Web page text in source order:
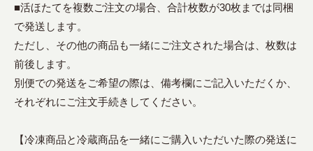
■活ほたてを複数ご注文の場合、合計枚数が30枚までは同梱
で発送します。
ただし、その他の商品も一緒にご注文された場合は、枚数は
前後します。
別便での発送をご希望の際は、備考欄にご記入いただくか、
それぞれにご注文手続きしてください。
【冷凍商品と冷蔵商品を一緒にご購入いただいた際の発送に